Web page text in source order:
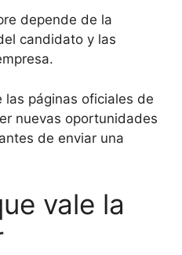
depende de la
candidato y las
las páginas oficiales de
nuevas oportunidades
de enviar una
vale la